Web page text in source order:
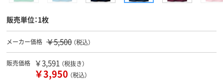
販売単位：1枚
メーカー価格 ￥5,500 （税込）
販売価格 ￥3,591 （税抜き）
￥3,950 （税込）